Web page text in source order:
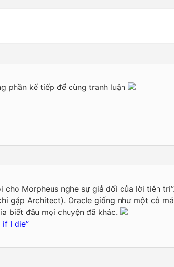
phần kế tiếp để cùng tranh luận
cho Morpheus nghe sự giả dối của lời tiên
gặp Architect). Oracle giống như một cỗ
biết đâu mọi chuyện đã khác.
if I die”